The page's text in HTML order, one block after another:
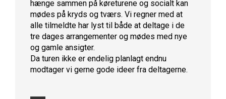
hænge sammen på køreturene og socialt kan
mødes på kryds og tværs. Vi regner med at
alle tilmeldte har lyst til både at deltage i de
tre dages arrangementer og mødes med nye
og gamle ansigter.
Da turen ikke er endelig planlagt endnu
modtager vi gerne gode ideer fra deltagerne.